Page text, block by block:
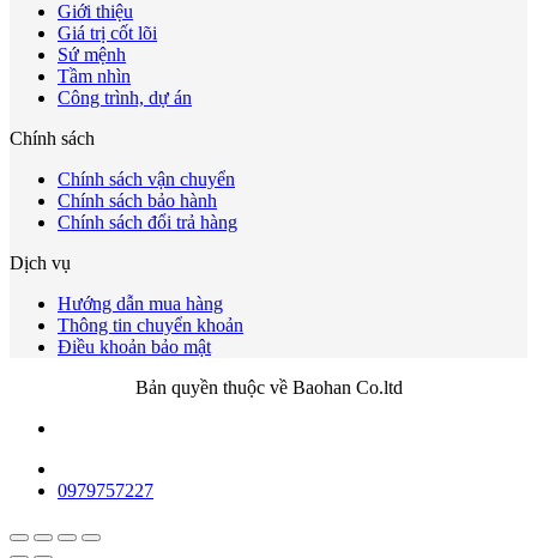
Giới thiệu
Giá trị cốt lõi
Sứ mệnh
Tầm nhìn
Công trình, dự án
Chính sách
Chính sách vận chuyển
Chính sách bảo hành
Chính sách đổi trả hàng
Dịch vụ
Hướng dẫn mua hàng
Thông tin chuyển khoản
Điều khoản bảo mật
Bản quyền thuộc về Baohan Co.ltd
0979757227